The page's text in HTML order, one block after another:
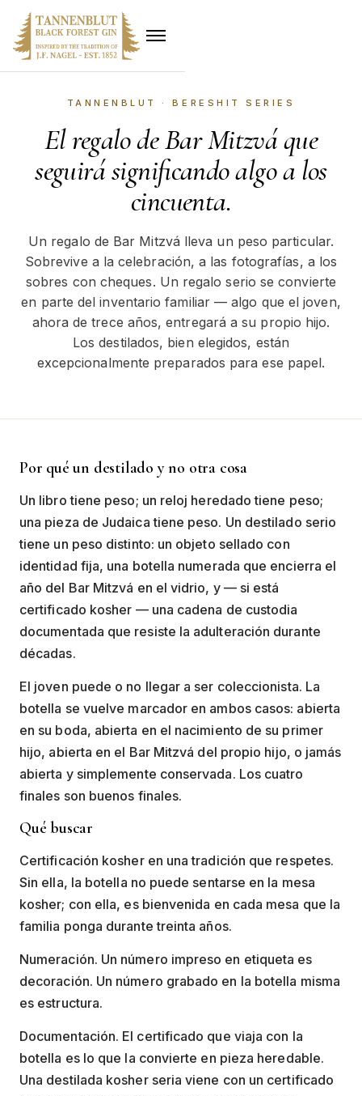
TANNENBLUT · BERESHIT SERIES
El regalo de Bar Mitzvá que
seguirá significando algo a los
cincuenta.
Un regalo de Bar Mitzvá lleva un peso particular.
Sobrevive a la celebración, a las fotografías, a los
sobres con cheques. Un regalo serio se convierte
en parte del inventario familiar — algo que el joven,
ahora de trece años, entregará a su propio hijo.
Los destilados, bien elegidos, están
excepcionalmente preparados para ese papel.
Por qué un destilado y no otra cosa
Un libro tiene peso; un reloj heredado tiene peso;
una pieza de Judaica tiene peso. Un destilado serio
tiene un peso distinto: un objeto sellado con
identidad fija, una botella numerada que encierra el
año del Bar Mitzvá en el vidrio, y — si está
certificado kosher — una cadena de custodia
documentada que resiste la adulteración durante
décadas.
El joven puede o no llegar a ser coleccionista. La
botella se vuelve marcador en ambos casos: abierta
en su boda, abierta en el nacimiento de su primer
hijo, abierta en el Bar Mitzvá del propio hijo, o jamás
abierta y simplemente conservada. Los cuatro
finales son buenos finales.
Qué buscar
Certificación kosher en una tradición que respetes.
Sin ella, la botella no puede sentarse en la mesa
kosher; con ella, es bienvenida en cada mesa que la
familia ponga durante treinta años.
Numeración. Un número impreso en etiqueta es
decoración. Un número grabado en la botella misma
es estructura.
Documentación. El certificado que viaja con la
botella es lo que la convierte en pieza heredable.
Una destilada kosher seria viene con un certificado